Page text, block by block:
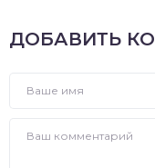
ДОБАВИТЬ